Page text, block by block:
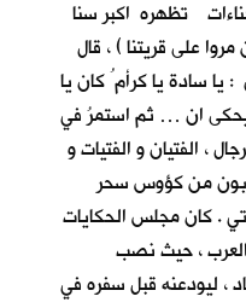
تظهره اكبر سنا
على قريتنا ) ، قال
يا سادة يا كرأم ُ كان يا
يحكى ان … ثم استمرُ في
، الفتيان و الفتيات و
من كؤوس سحر
. كان مجلس الحكايات
، حيث نصب
، ليودعنه قبل سفره في